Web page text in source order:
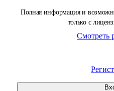
Полная информация и
только с
Смотреть